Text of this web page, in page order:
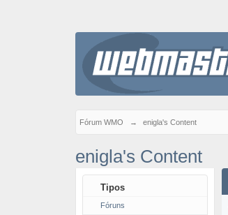
Fórum WMO → enigla's Content
enigla's Content
Tipos
Fóruns